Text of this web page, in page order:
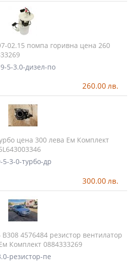
02.15 помпа горивна цена 260
5-3.0-дизел-по
260.00 лв.
цена 300 лева Ем Комплект
5-3-0-турбо-др
300.00 лв.
4576484 резистор вентилатор
Комплект 0884333269
резистор-пе